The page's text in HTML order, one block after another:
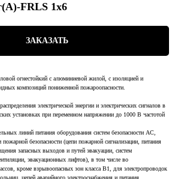
FRLS 1х6
ЗАКАЗАТЬ
огнестойкий с алюминиевой жилой, с изоляцией и
композиций пониженной пожароопасности.
электрической энергии и электрических сигналов в
установках при переменном напряжении до 1000 В частотой
линий питания оборудования систем безопасности АС,
пожарной безопасности (цепи пожарной сигнализации, питания
запасных выходов и путей эвакуации, систем
эвакуационных лифтов), в том числе во
кроме взрывоопасных зон класса В1, для электропроводок
цепей аварийного электроснабжения и питания